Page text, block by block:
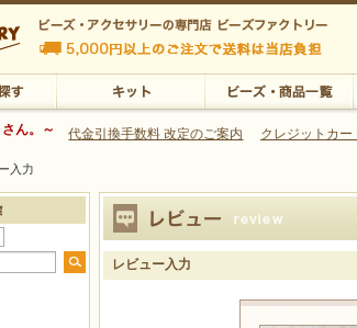
ーズ・パーツ・金具など・アクセサリーの専門店
専門店 ビーズファクトリー 5,000円以上のご注文で送料は
ん。～ 代金引換手数料 改定のご案内 クレジットカ
入力
レビュー入力